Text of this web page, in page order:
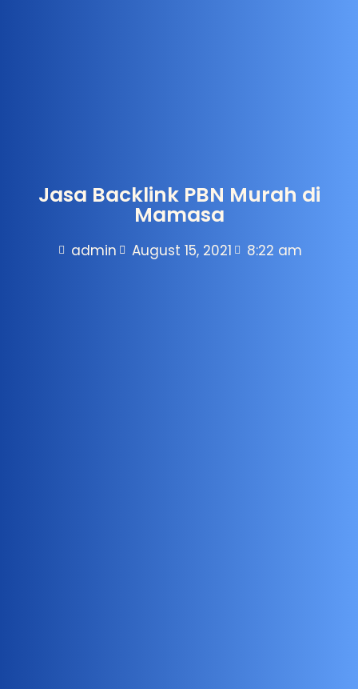
Jasa Backlink PBN Murah di
Mamasa
admin August 15, 2021 8:22 am